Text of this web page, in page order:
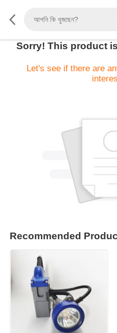
Sorry! This product
Let's see if there are
Recommended